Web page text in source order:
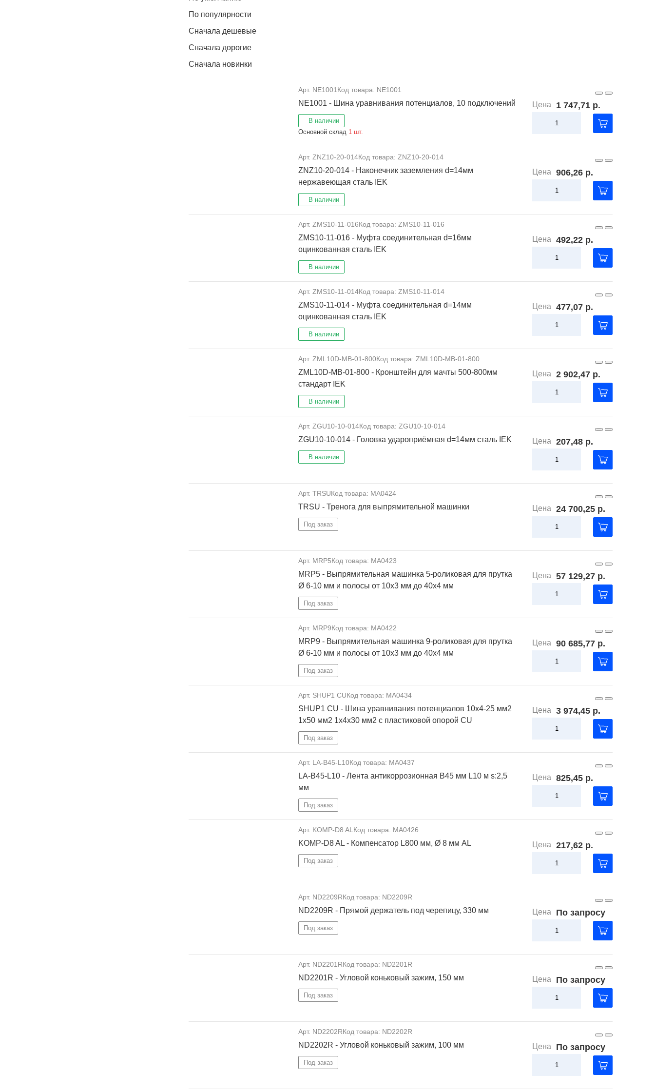
По популярности
Сначала дешевые
Сначала дорогие
Сначала новинки
Арт. NE1001 Код товара: NE1001
NE1001 - Шина уравнивания потенциалов, 10 подключений
В наличии
Основной склад 1 шт.
Цена 1 747,71 р.
Арт. ZNZ10-20-014Код товара: ZNZ10-20-014
ZNZ10-20-014 - Наконечник заземления d=14мм
нержавеющая сталь IEK
В наличии
Цена 906,26 р.
Арт. ZMS10-11-016Код товара: ZMS10-11-016
ZMS10-11-016 - Муфта соединительная d=16мм
оцинкованная сталь IEK
В наличии
Цена 492,22 р.
Арт. ZMS10-11-014Код товара: ZMS10-11-014
ZMS10-11-014 - Муфта соединительная d=14мм
оцинкованная сталь IEK
В наличии
Цена 477,07 р.
Арт. ZML10D-MB-01-800Код товара: ZML10D-MB-01-800
ZML10D-MB-01-800 - Кронштейн для мачты 500-800мм
стандарт IEK
В наличии
Цена 2 902,47 р.
Арт. ZGU10-10-014Код товара: ZGU10-10-014
ZGU10-10-014 - Головка удароприёмная d=14мм сталь IEK
В наличии
Цена 207,48 р.
Арт. TRSUКод товара: MA0424
TRSU - Тренога для выпрямительной машинки
Под заказ
Цена 24 700,25 р.
Арт. MRP5Код товара: MA0423
MRP5 - Выпрямительная машинка 5-роликовая для прутка
Ø 6-10 мм и полосы от 10х3 мм до 40х4 мм
Под заказ
Цена 57 129,27 р.
Арт. MRP9Код товара: MA0422
MRP9 - Выпрямительная машинка 9-роликовая для прутка
Ø 6-10 мм и полосы от 10х3 мм до 40х4 мм
Под заказ
Цена 90 685,77 р.
Арт. SHUP1 CUКод товара: MA0434
SHUP1 CU - Шина уравнивания потенциалов 10х4-25 мм2
1х50 мм2 1х4х30 мм2 с пластиковой опорой CU
Под заказ
Цена 3 974,45 р.
Арт. LA-B45-L10Код товара: MA0437
LA-B45-L10 - Лента антикоррозионная В45 мм L10 м s:2,5
мм
Под заказ
Цена 825,45 р.
Арт. KOMP-D8 AL Код товара: MA0426
KOMP-D8 AL - Компенсатор L800 мм, Ø 8 мм AL
Под заказ
Цена 217,62 р.
Арт. ND2209RКод товара: ND2209R
ND2209R - Прямой держатель под черепицу, 330 мм
Под заказ
Цена По запросу
Арт. ND2201RКод товара: ND2201R
ND2201R - Угловой коньковый зажим, 150 мм
Под заказ
Цена По запросу
Арт. ND2202RКод товара: ND2202R
ND2202R - Угловой коньковый зажим, 100 мм
Под заказ
Цена По запросу